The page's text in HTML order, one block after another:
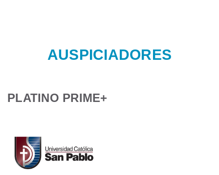
AUSPICIADORES
PLATINO PRIME+